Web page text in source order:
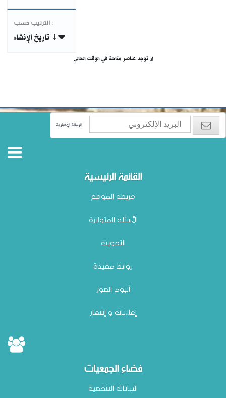
الترتيب حسب :
تاريخ الإنشاء ↓
لا توجد عناصر متاحة في الوقت الحالي
الرسالة الإخبارية
القائمة الرئيسية
خريطة الموقع
الأسئلة المتواترة
التصويت
روابط مفيدة
ألبوم الصور
إعلانات و إشهار
فضاء الجمعيات
البيانات الشخصية